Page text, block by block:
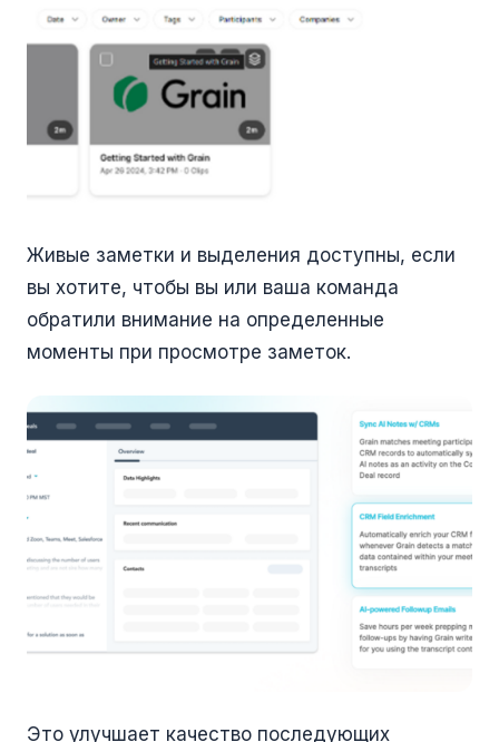
Живые заметки и выделения доступны, если
вы хотите, чтобы вы или ваша команда
обратили внимание на определенные
моменты при просмотре заметок.
Это улучшает качество последующих